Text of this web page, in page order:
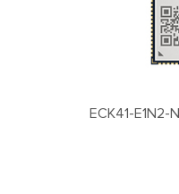
ECK41-E1N2-N